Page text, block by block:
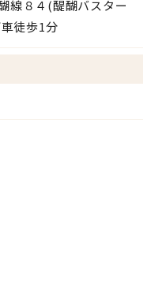
線８４(醍醐バスター
徒歩1分